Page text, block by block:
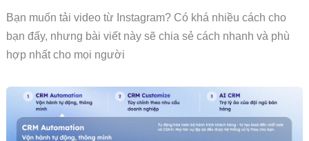
Bạn muốn tải video từ Instagram? Có khá nhiều cách cho
bạn đấy, nhưng bài viết này sẽ chia sẻ cách nhanh và phù
hợp nhất cho mọi người